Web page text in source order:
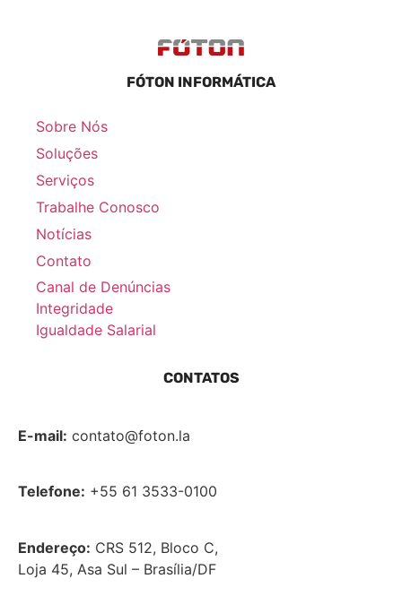
FÓTON INFORMÁTICA
Sobre Nós
Soluções
Serviços
Trabalhe Conosco
Notícias
Contato
Canal de Denúncias
Integridade
Igualdade Salarial
CONTATOS
E-mail: contato@foton.la
Telefone: +55 61 3533-0100
Endereço: CRS 512, Bloco C,
Loja 45, Asa Sul – Brasília/DF